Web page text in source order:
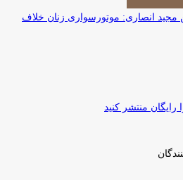
مجید انصاری: موتورسواری زنان خلاف
منتشر کنید